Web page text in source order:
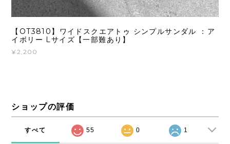
【OT3810】ワイドスクエアトゥ シンプルサンダル ：ア
イボリー Lサイズ【一部難あり】
¥2,200
ショップの評価
すべて 55 0 1